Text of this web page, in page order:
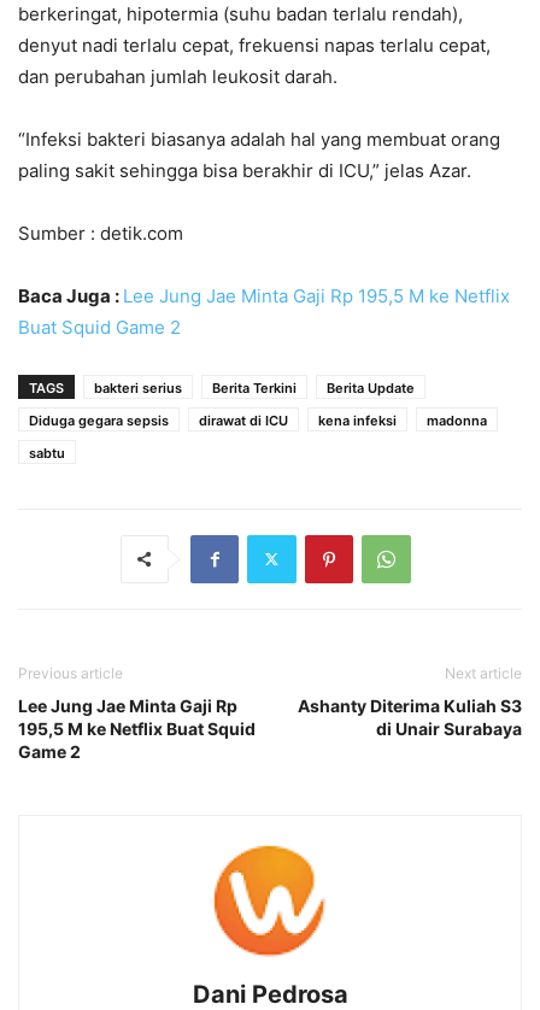
berkeringat, hipotermia (suhu badan terlalu rendah),
denyut nadi terlalu cepat, frekuensi napas terlalu cepat,
dan perubahan jumlah leukosit darah.
“Infeksi bakteri biasanya adalah hal yang membuat orang
paling sakit sehingga bisa berakhir di ICU,” jelas Azar.
Sumber : detik.com
Baca Juga : Lee Jung Jae Minta Gaji Rp 195,5 M ke Netflix
Buat Squid Game 2
TAGS bakteri serius Berita Terkini
Berita Update
Diduga gegara sepsis
dirawat di ICU kena infeksi
madonna
sabtu
Previous article
Lee Jung Jae Minta Gaji Rp
195,5 M ke Netflix Buat Squid
Game 2
Next article
Ashanty Diterima Kuliah S3
di Unair Surabaya
Dani Pedrosa